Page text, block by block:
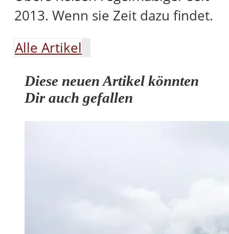
2013. Wenn sie Zeit dazu findet.
Alle Artikel
Diese neuen Artikel könnten
Dir auch gefallen